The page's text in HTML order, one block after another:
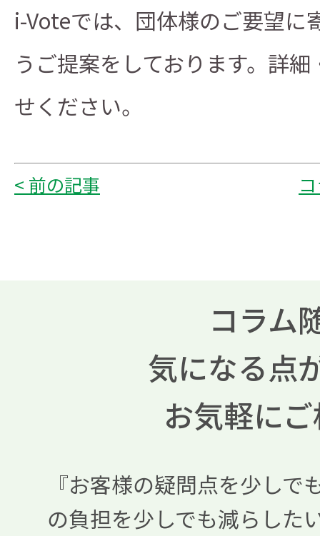
i-Voteでは、団体様のご要望に
うご提案をしております。詳
せください。
< 前の記事
コラム
気になる点
お気軽に
『お客様の疑問点を少し
の負担を少しでも減らした